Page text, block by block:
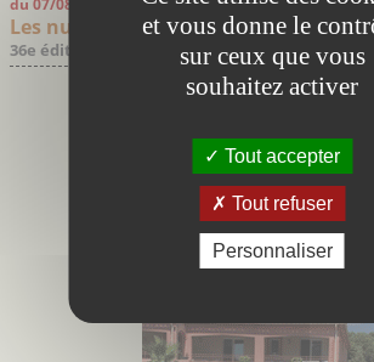
du 07/08/2026 au 08/08/2026
Les nuits des étoiles Argelliers
36e édition
Toutes
et vous donne le
sur ceux que vous
souhaitez activer
Tout accepter
Tout refuser
Personnaliser